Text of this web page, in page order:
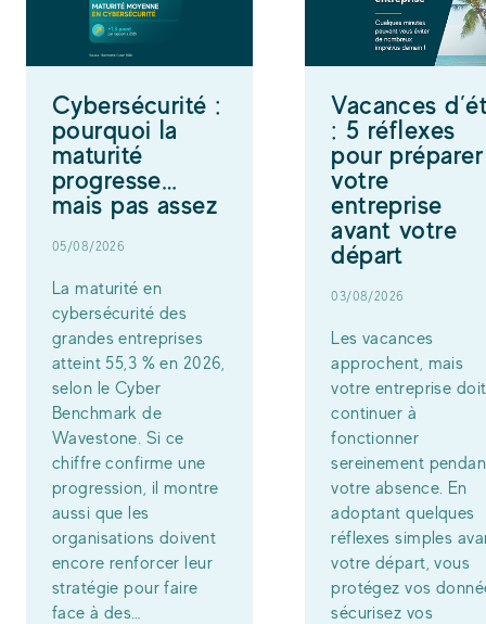
Cybersécurité :
pourquoi la
maturité
progresse…
mais pas assez
05/08/2026
La maturité en
cybersécurité des
grandes entreprises
atteint 55,3 % en 2026,
selon le Cyber
Benchmark de
Wavestone. Si ce
chiffre confirme une
progression, il montre
aussi que les
organisations doivent
encore renforcer leur
stratégie pour faire
face à des…
Vacances
: 5 réflexes
pour préparer
votre
entreprise
avant votre
départ
03/08/2026
Les vacances
approchent, mais
votre entreprise doit
continuer à
fonctionner
sereinement
votre absence. En
adoptant quelques
réflexes simples
votre départ, vous
protégez vos
sécurisez vos